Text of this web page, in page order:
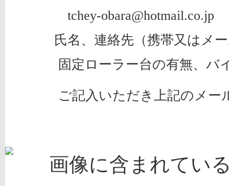
tchey-obara@hotmail.co.jp
氏名、連絡先（携帯又はメ
固定ローラー台の有無、 バ
ご記入いただき上記のメール